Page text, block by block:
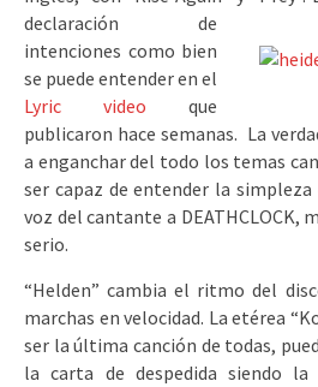
declaración de
intenciones como bien
se puede entender en el
Lyric video que
publicaron hace semanas. La
a enganchar del todo los temas
ser capaz de entender la
voz del cantante a DEATHCLOCK,
serio.
“Helden” cambia el ritmo del
marchas en velocidad. La etérea
ser la última canción de todas,
la carta de despedida siendo